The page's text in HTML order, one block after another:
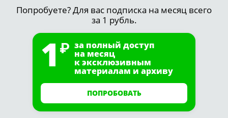
Попробуете? Для вас подписка на месяц всего
за 1 рубль.
1 за полный доступ
на месяц
к эксклюзивным
материалам и архиву
ПОПРОБОВАТЬ